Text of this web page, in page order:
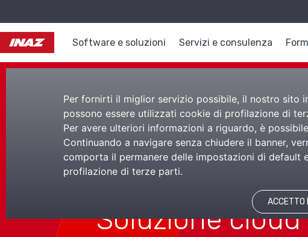
Software e soluzioni Servizi e consulenza
Per fornirti il miglior servizio possibile, il nostro sito
possono essere utilizzati cookie di profilazione di
Per avere ulteriori informazioni a riguardo, è
Continuando a navigare senza chiudere il banner,
comporta il permanere delle impostazioni di default
profilazione di terze parti.
ACCETTO
HE
Soluzione